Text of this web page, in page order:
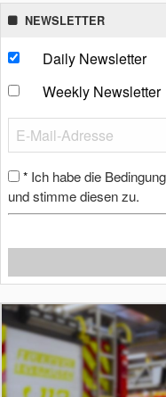
NEWSLETTER
Daily Newsletter
Weekly Newsletter
* Ich habe die
und stimme diesen zu.